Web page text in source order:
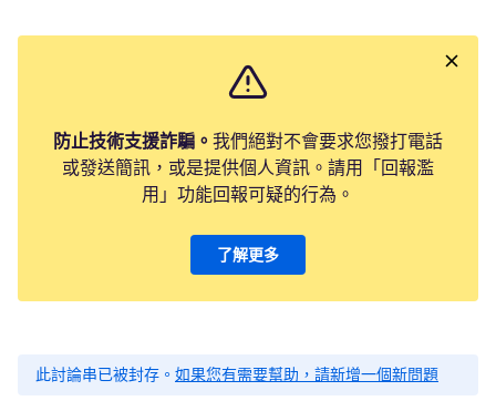
防止技術支援詐騙。 我們絕對不會要求您撥打電話
或發送簡訊，或是提供個人資訊。請用「回報濫
用」功能回報可疑的行為。
了解更多
此討論串已被封存。 如果您有需要幫助，請新增一個新問題